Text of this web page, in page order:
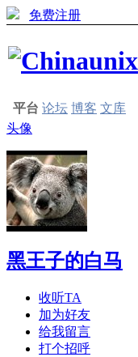
免费注册
平台 论坛 博客 文库
头像
黑王子的白马
收听TA
加为好友
给我留言
打个招呼